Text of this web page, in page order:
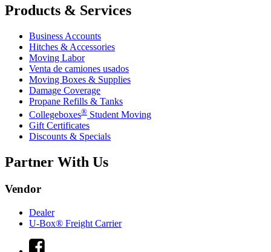
Products & Services
Business Accounts
Hitches & Accessories
Moving Labor
Venta de camiones usados
Moving Boxes & Supplies
Damage Coverage
Propane Refills & Tanks
Collegeboxes® Student Moving
Gift Certificates
Discounts & Specials
Partner With Us
Vendor
Dealer
U-Box® Freight Carrier